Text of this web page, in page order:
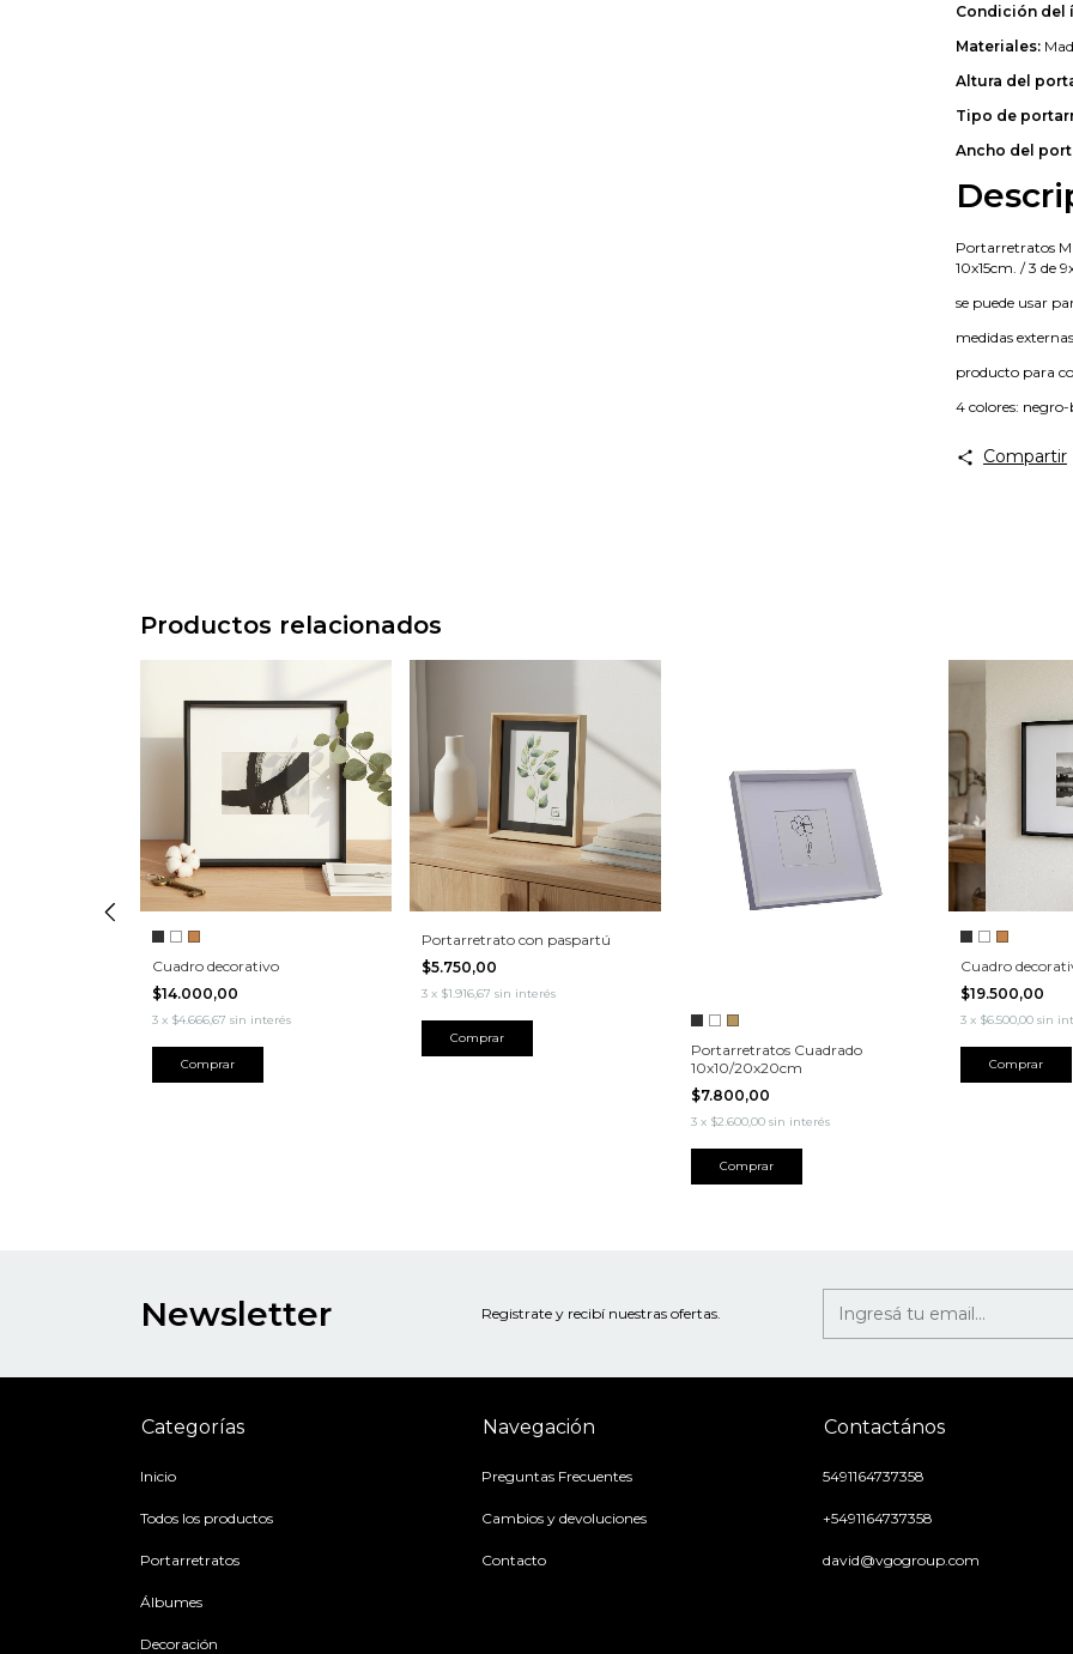
Condición del
Materiales:
Altura del
Tipo de
Ancho del
Portarretratos
10x15cm. / 3 de
se puede usar
medidas
producto para
4 colores:
Compartir
Productos relacionados
Cuadro decorativo
$14.000,00
3 x $4.666,67 sin interés
Comprar
Portarretrato con paspartú
$5.750,00
3 x $1.916,67 sin interés
Comprar
Portarretratos Cuadrado
10x10/20x20cm
$7.800,00
3 x $2.600,00 sin interés
Comprar
Cuadro
$19.500,00
3 x $6.500,00 sin
Comprar
Newsletter Registrate y recibí nuestras ofertas.
Categorías
Inicio
Todos los productos
Portarretratos
Álbumes
Decoración
Navegación
Preguntas Frecuentes
Cambios y devoluciones
Contacto
Contactános
5491164737358
+5491164737358
david@vgogroup.com